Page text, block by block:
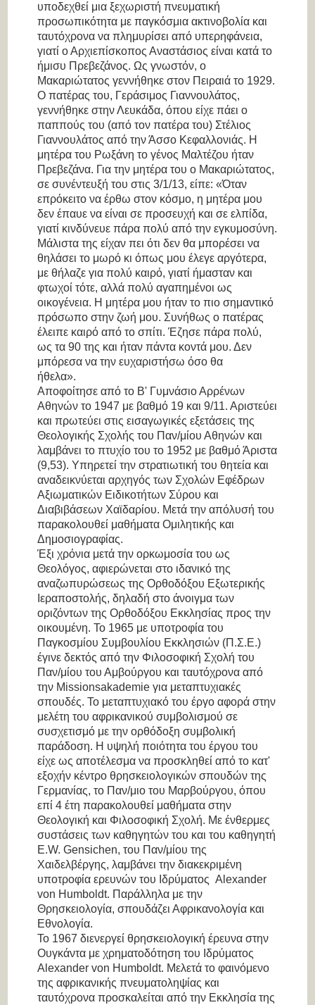
υποδεχθεί μια ξεχωριστή πνευματική
προσωπικότητα με παγκόσμια ακτινοβολία και
ταυτόχρονα να πλημυρίσει από υπερηφάνεια,
γιατί ο Αρχιεπίσκοπος Αναστάσιος είναι κατά το
ήμισυ Πρεβεζάνος. Ως γνωστόν, ο
Μακαριώτατος γεννήθηκε στον Πειραιά το 1929.
Ο πατέρας του, Γεράσιμος Γιαννουλάτος,
γεννήθηκε στην Λευκάδα, όπου είχε πάει ο
παππούς του (από τον πατέρα του) Στέλιος
Γιαννουλάτος από την Άσσο Κεφαλλονιάς. Η
μητέρα του Ρωξάνη το γένος Μαλτέζου ήταν
Πρεβεζάνα. Για την μητέρα του ο Μακαριώτατος,
σε συνέντευξή του στις 3/1/13, είπε:«Όταν
επρόκειτο να έρθω στον κόσμο, η μητέρα μου
δεν έπαυε να είναι σε προσευχή και σε ελπίδα,
γιατί κινδύνευε πάρα πολύ από την εγκυμοσύνη.
Μάλιστα της είχαν πει ότι δεν θα μπορέσει να
θηλάσει το μωρό κι όπως μου έλεγε αργότερα,
με θήλαζε για πολύ καιρό, γιατί ήμασταν και
φτωχοί τότε, αλλά πολύ αγαπημένοι ως
οικογένεια. Η μητέρα μου ήταν το πιο σημαντικό
πρόσωπο στην ζωή μου. Συνήθως ο πατέρας
έλειπε καιρό από το σπίτι. Έζησε πάρα πολύ,
ως τα 90 της και ήταν πάντα κοντά μου. Δεν
μπόρεσα να την ευχαριστήσω όσο θα
ήθελα».
Αποφοίτησε από το Β' Γυμνάσιο Αρρένων
Αθηνών το 1947 με βαθμό 19 και 9/11. Αριστεύει
και πρωτεύει στις εισαγωγικές εξετάσεις της
Θεολογικής Σχολής του Παν/μίου Αθηνών και
λαμβάνει το πτυχίο του το 1952 με βαθμό Άριστα
(9,53). Υπηρετεί την στρατιωτική του θητεία και
αναδεικνύεται αρχηγός των Σχολών Εφέδρων
Αξιωματικών Ειδικοτήτων Σύρου και
Διαβιβάσεων Χαϊδαρίου. Μετά την απόλυσή του
παρακολουθεί μαθήματα Ομιλητικής και
Δημοσιογραφίας.
Έξι χρόνια μετά την ορκωμοσία του ως
Θεολόγος, αφιερώνεται στο ιδανικό της
αναζωπυρώσεως της Ορθοδόξου Eξωτερικής
Ιεραποστολής, δηλαδή στο άνοιγμα των
οριζόντων της Ορθοδόξου Εκκλησίας προς την
οικουμένη. Το 1965 με υποτροφία του
Παγκοσμίου Συμβουλίου Εκκλησιών (Π.Σ.Ε.)
έγινε δεκτός από την Φιλοσοφική Σχολή του
Παν/μίου του Αμβούργου και ταυτόχρονα από
την Missionsakademie για μεταπτυχιακές
σπουδές. Το μεταπτυχιακό του έργο αφορά στην
μελέτη του αφρικανικού συμβολισμού σε
συσχετισμό με την ορθόδοξη συμβολική
παράδοση. Η υψηλή ποιότητα του έργου του
είχε ως αποτέλεσμα να προσκληθεί από το κατ'
εξοχήν κέντρο θρησκειολογικών σπουδών της
Γερμανίας, το Παν/μιο του Μαρβούργου, όπου
επί 4 έτη παρακολουθεί μαθήματα στην
Θεολογική και Φιλοσοφική Σχολή. Με ένθερμες
συστάσεις των καθηγητών του και του καθηγητή
E.W. Gensichen, του Παν/μίου της
Χαιδελβέργης, λαμβάνει την διακεκριμένη
υποτροφία ερευνών του Ιδρύματος Alexander
von Humboldt. Παράλληλα με την
Θρησκειολογία, σπουδάζει Αφρικανολογία και
Το 1967 διενεργεί θρησκειολογική έρευνα στην
Ουγκάντα με χρηματοδότηση του Ιδρύματος
Alexander von Humboldt. Μελετά το φαινόμενο
της αφρικανικής πνευματοληψίας και
ταυτόχρονα προσκαλείται από την Εκκλησία της